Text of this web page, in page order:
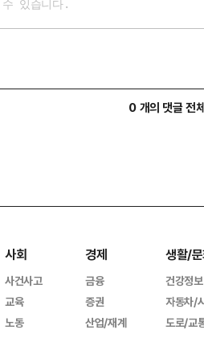
0 개의 댓글 전
사회
사건사고
교육
노동
경제
금융
증권
산업/재계
생활/
건강정보
자동차/
도로/교